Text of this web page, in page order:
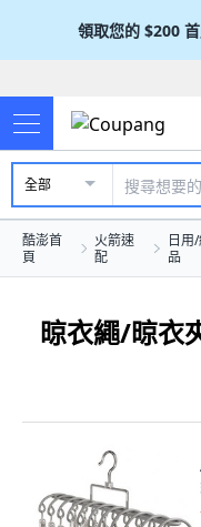
領取您的 $200
全部
酷澎首
頁
火箭速
配
日用
品
晾衣繩/晾衣